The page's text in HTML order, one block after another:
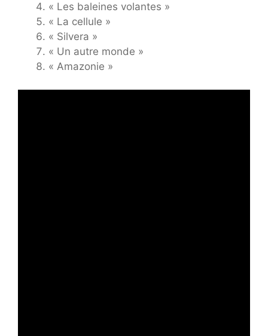
« Les baleines volantes »
« La cellule »
« Silvera »
« Un autre monde »
« Amazonie »